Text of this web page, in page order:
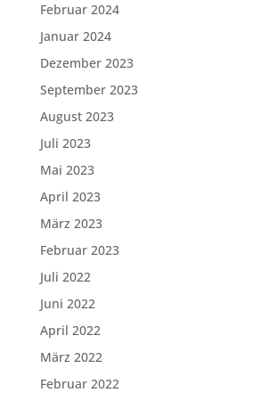
Februar 2024
Januar 2024
Dezember 2023
September 2023
August 2023
Juli 2023
Mai 2023
April 2023
März 2023
Februar 2023
Juli 2022
Juni 2022
April 2022
März 2022
Februar 2022